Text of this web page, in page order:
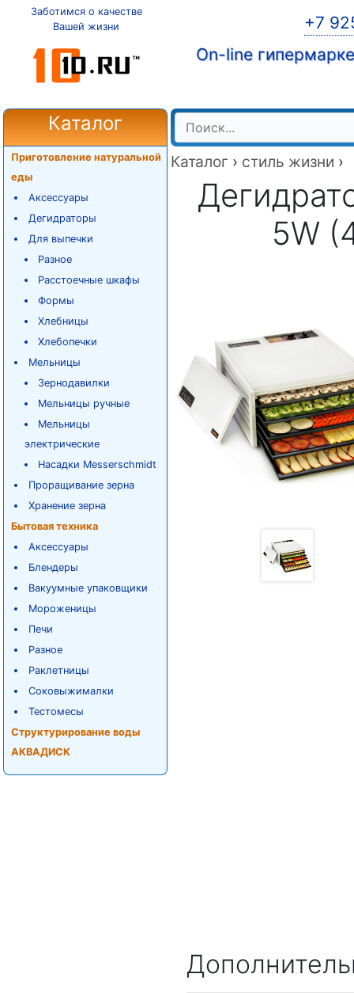
Заботимся о качестве
Вашей жизни
+7
On-line
Каталог
Приготовление натуральной
еды
Аксессуары
Дегидраторы
Для выпечки
Разное
Расстоечные шкафы
Формы
Хлебницы
Хлебопечки
Мельницы
Зернодавилки
Мельницы ручные
Мельницы
электрические
Насадки Messerschmidt
Проращивание зерна
Хранение зерна
Бытовая техника
Аксессуары
Блендеры
Вакуумные упаковщики
Мороженицы
Печи
Разное
Раклетницы
Соковыжималки
Тестомесы
Структурирование воды
АКВАДИСК
Каталог › стиль жизни ›
5W